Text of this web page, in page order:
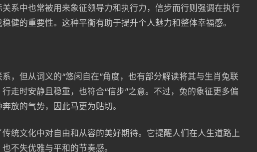
系中也常被用来象征领导力和执行力，信步而行则强调在执行
健的重要性。这种平衡有助于提升个人魅力和整体幸福感。
，但从词义的“悠闲自在”角度，也有部分解读将其与生肖兔联
走时安静且稳重，也符合“信步”之意。不过，兔的象征更多偏
放的气势，因此马更为贴切。
统文化中对自由和从容的美好期待。它提醒人们在人生道路上
不失优雅与平和的节奏感。